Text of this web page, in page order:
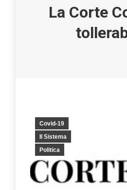
La Corte
Covid-19
Il Sistema
Politica